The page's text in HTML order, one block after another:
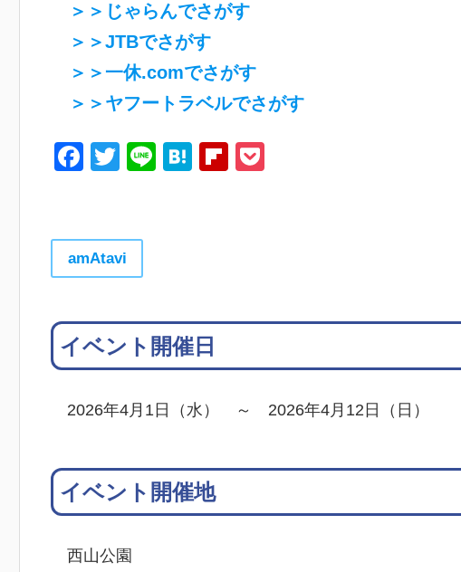
＞＞じゃらんでさがす
＞＞JTBでさがす
＞＞一休.comでさがす
＞＞ヤフートラベルでさがす
Facebook
Twitter
LineHatenaFlipboard
amAtavi
イベント開催日
2026年4月1日（水） ～ 2026年4月12日（日）
イベント開催地
西山公園